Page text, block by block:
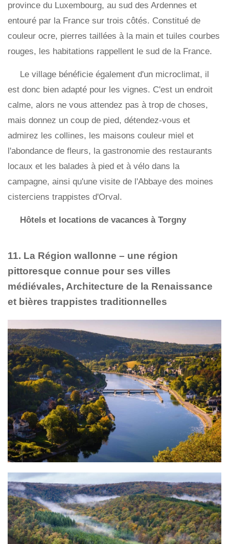
province du Luxembourg, au sud des Ardennes et
entouré par la France sur trois côtés. Constitué de
couleur ocre, pierres taillées à la main et tuiles courbes
rouges, les habitations rappellent le sud de la France.
Le village bénéficie également d'un microclimat, il
est donc bien adapté pour les vignes. C'est un endroit
calme, alors ne vous attendez pas à trop de choses,
mais donnez un coup de pied, détendez-vous et
admirez les collines, les maisons couleur miel et
l'abondance de fleurs, la gastronomie des restaurants
locaux et les balades à pied et à vélo dans la
campagne, ainsi qu'une visite de l'Abbaye des moines
cisterciens trappistes d'Orval.
Hôtels et locations de vacances à Torgny
11. La Région wallonne – une région
pittoresque connue pour ses villes
médiévales, Architecture de la Renaissance
et bières trappistes traditionnelles